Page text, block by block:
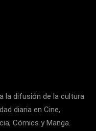
la difusión de la cultura
diaria en Cine,
Cómics y Manga.